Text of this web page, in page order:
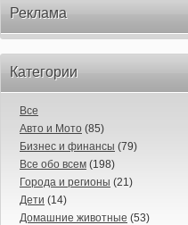
Реклама
Категории
Все
Авто и Мото (85)
Бизнес и финансы (79)
Все обо всем (198)
Города и регионы (21)
Дети (14)
Домашние животные (53)